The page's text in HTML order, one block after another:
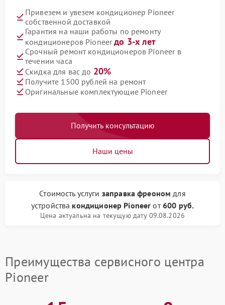
Привезем и увезем кондиционер Pioneer
собственной доставкой
Гарантия на наши работы по ремонту
кондиционеров Pioneerдо 3-х лет
Срочный ремонт кондиционеров Pioneer в
течении часа
Скидка для вас до 20%
Получите 1500 рублей на ремонт
Оригинальные комплектующие Pioneer
Получить консультацию
Наши цены
Стоимость услуги заправка фреоном для
устройства кондиционер Pioneer от600 руб.
Цена актуальна на текущую дату 09.08.2026
Преимущества сервисного центра
Pioneer